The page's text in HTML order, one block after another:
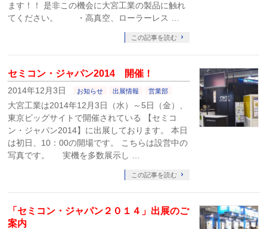
ます！！ 是非この機会に大宮工業の製品に触れ
てください。 ・高真空、ローラーレス …
この記事を読む
セミコン・ジャパン2014 開催！
2014年12月3日 お知らせ 出展情報 営業部
大宮工業は2014年12月3日（水）～5日（金）、
東京ビッグサイトで開催されている 【セミコ
ン・ジャパン2014】に出展しております。 本日
は初日、10：00の開場です。 こちらは設営中の
写真です。 実機を多数展示し …
この記事を読む
「セミコン・ジャパン２０１４」出展のご
案内